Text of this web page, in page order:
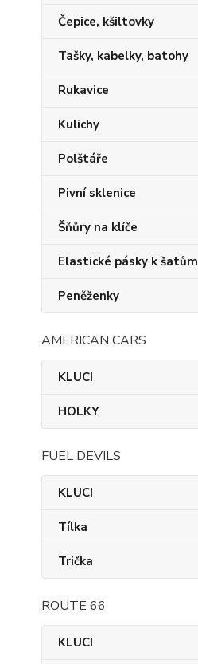
Čepice, kšiltovky
Tašky, kabelky, batohy
Rukavice
Kulichy
Polštáře
Pivní sklenice
Šňůry na klíče
Elastické pásky k šatům
Peněženky
AMERICAN CARS
KLUCI
HOLKY
FUEL DEVILS
KLUCI
Tílka
Trička
ROUTE 66
KLUCI